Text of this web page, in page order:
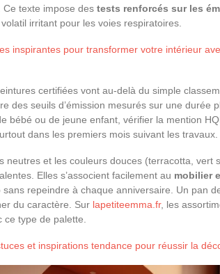
Ce texte impose des tests renforcés sur les
irritant pour les voies respiratoires.
inspirantes pour transformer votre intérieur
certifiées vont au-delà du simple
des seuils d’émission mesurés sur une durée
bébé ou de jeune enfant, vérifier la mention
dans les premiers mois suivant les travaux.
neutres et les couleurs douces (terracotta, vert
Elles s’associent facilement au mobilier
repeindre à chaque anniversaire. Un pan
du caractère. Sur lapetiteemma.fr, les
type de palette.
et inspirations tendance pour réussir la